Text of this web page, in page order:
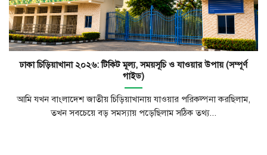
ঢাকা চিড়িয়াখানা ২০২৬: টিকিট মূল্য, সময়সূচি ও যাওয়ার উপায় (সম্পূর্ণ
গাইড)
আমি যখন বাংলাদেশ জাতীয় চিড়িয়াখানায় যাওয়ার পরিকল্পনা করছিলাম,
তখন সবচেয়ে বড় সমস্যায় পড়েছিলাম সঠিক তথ্য...